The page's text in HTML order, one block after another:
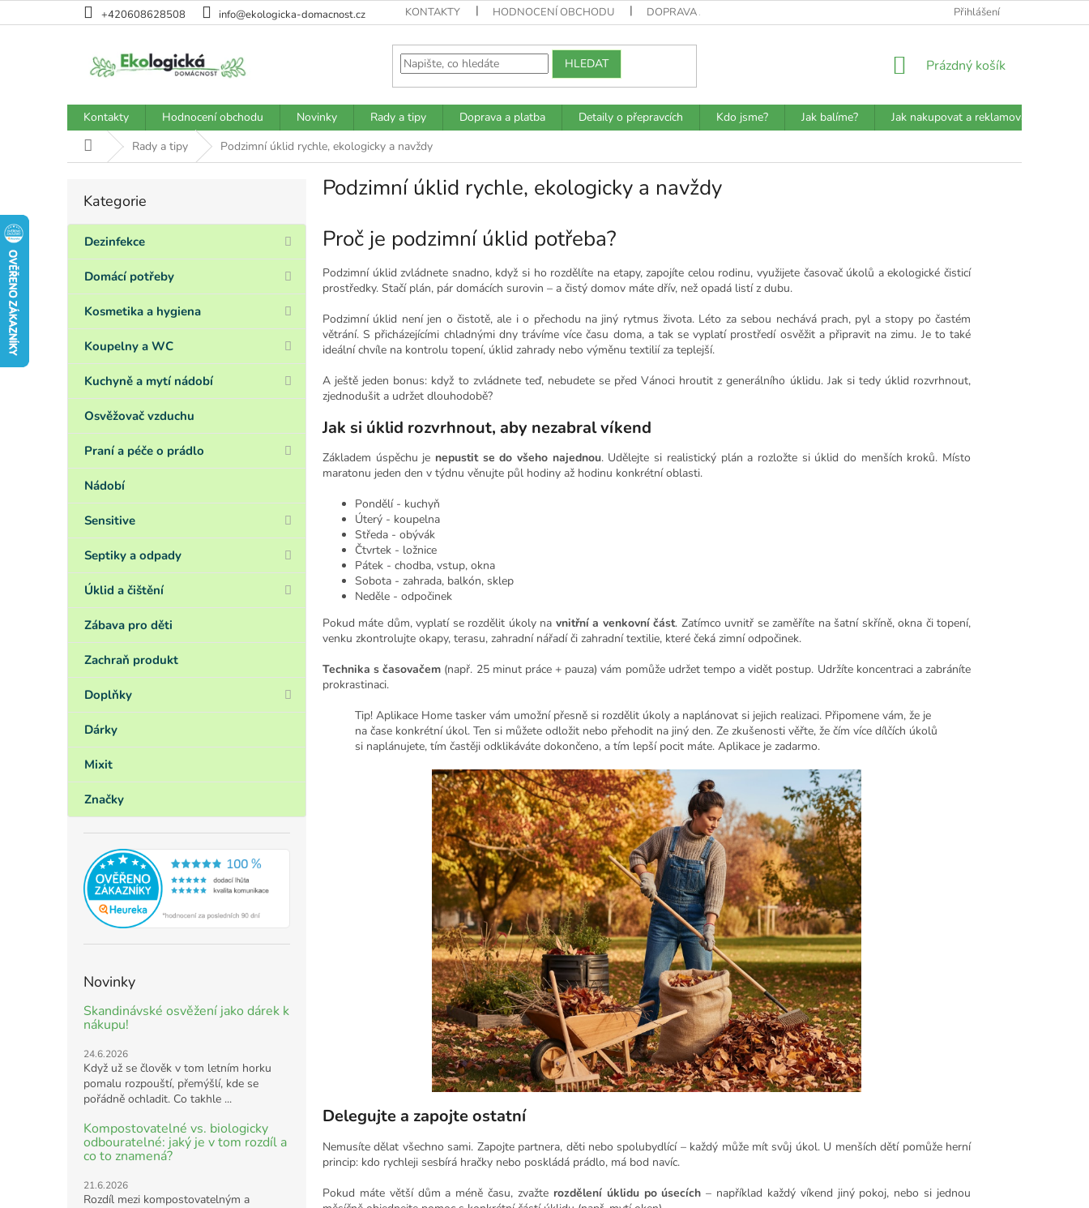
na
+420608628508 info@ekologicka-domacnost.cz KONTAKTY HODNOCENÍ OBCHODU DOPRAVA A PLATBA JAK BALÍME?
Přihlášení
HLEDAT
NÁKUPNÍ
Prázdný košík
Kontakty Hodnocení obchodu Novinky Rady a tipy Doprava a platba Detaily o přepravcích Kdo jsme? Jak balíme? Jak nakupovat a reklamovat?
Domů Rady a tipy Podzimní úklid rychle, ekologicky a navždy
s
r
n
í
a
e
Přeskočit
Kategorie
Dezinfekce
Domácí potřeby
Kosmetika a hygiena
Koupelny a WC
Kuchyně a mytí nádobí
Osvěžovač vzduchu
Praní a péče o prádlo
Nádobí
Sensitive
Septiky a odpady
Úklid a čištění
Zábava pro děti
Zachraň produkt
Doplňky
Dárky
Mixit
Značky
Novinky
Skandinávské osvěžení jako dárek k
nákupu!
24.6.2026
Když už se člověk v tom letním horku
pomalu rozpouští, přemýšlí, kde se
pořádně ochladit. Co takhle ...
Kompostovatelné vs. biologicky
odbouratelné: jaký je v tom rozdíl a
co to znamená?
21.6.2026
Rozdíl mezi kompostovatelným a
Podzimní úklid rychle, ekologicky a navždy
Proč je podzimní úklid potřeba?
Podzimní úklid zvládnete snadno, když si ho rozdělíte na etapy, zapojíte celou rodinu, využijete časovač úkolů a ekologické čisticí
prostředky. Stačí plán, pár domácích surovin – a čistý domov máte dřív, než opadá listí z dubu.
Podzimní úklid není jen o čistotě, ale i o přechodu na jiný rytmus života. Léto za sebou nechává prach, pyl a stopy po častém
větrání. S přicházejícími chladnými dny trávíme více času doma, a tak se vyplatí prostředí osvěžit a připravit na zimu. Je to také
ideální chvíle na kontrolu topení, úklid zahrady nebo výměnu textilií za teplejší.
A ještě jeden bonus: když to zvládnete teď, nebudete se před Vánoci hroutit z generálního úklidu. Jak si tedy úklid rozvrhnout,
zjednodušit a udržet dlouhodobě?
Jak si úklid rozvrhnout, aby nezabral víkend
Základem úspěchu je nepustit se do všeho najednou. Udělejte si realistický plán a rozložte si úklid do menších kroků. Místo
maratonu jeden den v týdnu věnujte půl hodiny až hodinu konkrétní oblasti.
Pondělí - kuchyň
Úterý - koupelna
Středa - obývák
Čtvrtek - ložnice
Pátek - chodba, vstup, okna
Sobota - zahrada, balkón, sklep
Neděle - odpočinek
Pokud máte dům, vyplatí se rozdělit úkoly na vnitřní a venkovní část. Zatímco uvnitř se zaměříte na šatní skříně, okna či topení,
venku zkontrolujte okapy, terasu, zahradní nářadí či zahradní textilie, které čeká zimní odpočinek.
Technika s časovačem (např. 25 minut práce + pauza) vám pomůže udržet tempo a vidět postup. Udržíte koncentraci a zabráníte
prokrastinaci.
Tip! Aplikace Home tasker vám umožní přesně si rozdělit úkoly a naplánovat si jejich realizaci. Připomene vám, že je
na čase konkrétní úkol. Ten si můžete odložit nebo přehodit na jiný den. Ze zkušenosti věřte, že čím více dílčích úkolů
si naplánujete, tím častěji odklikáváte dokončeno, a tím lepší pocit máte. Aplikace je zadarmo.
Delegujte a zapojte ostatní
Nemusíte dělat všechno sami. Zapojte partnera, děti nebo spolubydlící – každý může mít svůj úkol. U menších dětí pomůže herní
princip: kdo rychleji sesbírá hračky nebo poskládá prádlo, má bod navíc.
Pokud máte větší dům a méně času, zvažte rozdělení úklidu po úsecích – například každý víkend jiný pokoj, nebo si jednou